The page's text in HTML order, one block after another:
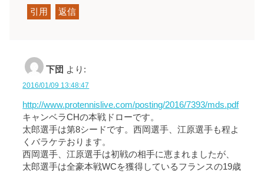
引用 返信
下団 より:
2016/01/09 13:48:47
http://www.protennislive.com/posting/2016/7393/mds.pdf
キャンベラCHの本戦ドローです。
太郎選手は第8シードです。西岡選手、江原選手も程よ
くバラケテおります。
西岡選手、江原選手は初戦の相手に恵まれましたが、
太郎選手は全豪本戦WCを獲得しているフランスの19歳